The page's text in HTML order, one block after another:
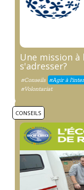
Une mission
s'adresser?
#Conseils #Agir à
#Volontariat
CONSEILS